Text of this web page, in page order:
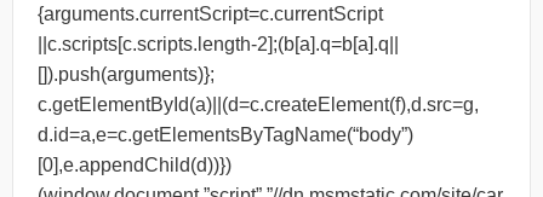
{arguments.currentScript=c.currentScript
||c.scripts[c.scripts.length-2];(b[a].q=b[a].q||
[]).push(arguments)};
c.getElementById(a)||(d=c.createElement(f),d.src=g,
d.id=a,e=c.getElementsByTagName(“body”)
[0],e.appendChild(d))})